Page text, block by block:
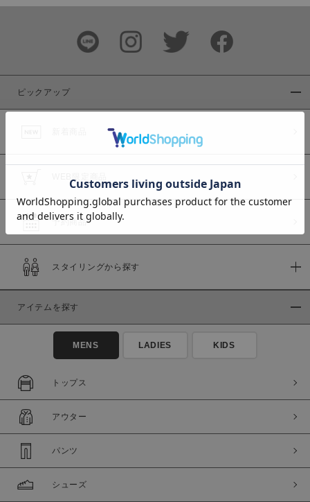
ブランド
商品タイプ
通常商品
セール価格
在庫
在庫あり
ピックアップ
予約商品
スタイリングから探す
アイテムを探す
MENS LADIES KIDS
トップス
アウター
パンツ
シューズ